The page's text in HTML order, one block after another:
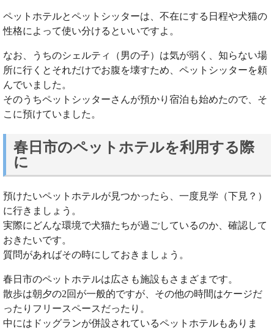
ペットホテルとペットシッターは、不在にする日程や犬猫の
性格によって使い分けるといいですよ。
なお、うちのシェルティ（男の子）は気が弱く、知らない場
所に行くとそれだけでお腹を壊すため、ペットシッターを頼
んでいました。
そのうちペットシッターさんが預かり宿泊も始めたので、そ
こに預けていました。
春日市のペットホテルを利用する際
に
預けたいペットホテルが見つかったら、一度見学（下見？）
に行きましょう。
実際にどんな環境で犬猫たちが過ごしているのか、確認して
おきたいです。
質問があればその時にしておきましょう。
春日市のペットホテルは広さも施設もさまざまです。
散歩は朝夕の2回が一般的ですが、その他の時間はケージだ
ったりフリースペースだったり。
中にはドッグランが併設されているペットホテルもありま